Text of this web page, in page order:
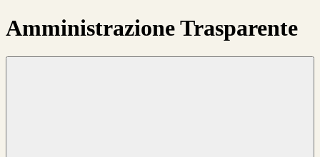
Amministrazione Trasparente